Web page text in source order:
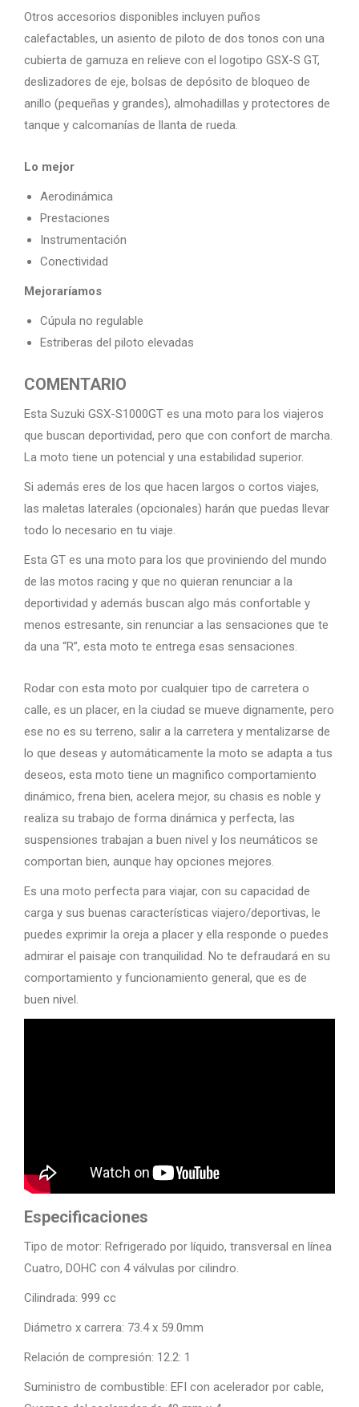
Otros accesorios disponibles incluyen puños
calefactables, un asiento de piloto de dos tonos con una
cubierta de gamuza en relieve con el logotipo GSX-S GT,
deslizadores de eje, bolsas de depósito de bloqueo de
anillo (pequeñas y grandes), almohadillas y protectores de
tanque y calcomanías de llanta de rueda.
Lo mejor
Aerodinámica
Prestaciones
Instrumentación
Conectividad
Mejoraríamos
Cúpula no regulable
Estriberas del piloto elevadas
COMENTARIO
Esta Suzuki GSX-S1000GT es una moto para los viajeros
que buscan deportividad, pero que con confort de marcha.
La moto tiene un potencial y una estabilidad superior.
Si además eres de los que hacen largos o cortos viajes,
las maletas laterales (opcionales) harán que puedas llevar
todo lo necesario en tu viaje.
Esta GT es una moto para los que proviniendo del mundo
de las motos racing y que no quieran renunciar a la
deportividad y además buscan algo más confortable y
menos estresante, sin renunciar a las sensaciones que te
da una “R”, esta moto te entrega esas sensaciones.
Rodar con esta moto por cualquier tipo de carretera o
calle, es un placer, en la ciudad se mueve dignamente, pero
ese no es su terreno, salir a la carretera y mentalizarse de
lo que deseas y automáticamente la moto se adapta a tus
deseos, esta moto tiene un magnifico comportamiento
dinámico, frena bien, acelera mejor, su chasis es noble y
realiza su trabajo de forma dinámica y perfecta, las
suspensiones trabajan a buen nivel y los neumáticos se
comportan bien, aunque hay opciones mejores.
Es una moto perfecta para viajar, con su capacidad de
carga y sus buenas características viajero/deportivas, le
puedes exprimir la oreja a placer y ella responde o puedes
admirar el paisaje con tranquilidad. No te defraudará en su
comportamiento y funcionamiento general, que es de
buen nivel.
Especificaciones
Tipo de motor: Refrigerado por líquido, transversal en línea
Cuatro, DOHC con 4 válvulas por cilindro.
Cilindrada: 999 cc
Diámetro x carrera: 73.4 x 59.0mm
Relación de compresión: 12.2: 1
Suministro de combustible: EFI con acelerador por cable,